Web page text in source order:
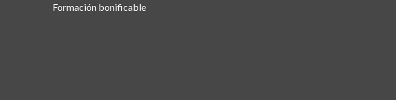
Formación bonificable